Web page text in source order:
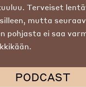
Terveiset
mutta
pohjasta ei saa
PODCAST